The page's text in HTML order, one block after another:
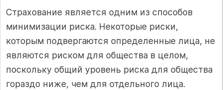
Страхование является одним из способов
минимизации риска. Некоторые риски,
которым подвергаются определенные лица, не
являются риском для общества в целом,
поскольку общий уровень риска для общества
гораздо ниже, чем для отдельного лица.